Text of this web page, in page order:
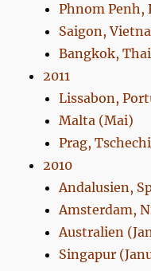
Phnom Penh,
Saigon,
Bangkok,
2011
Lissabon,
Malta (Mai)
Prag,
2010
Andalusien,
Amsterdam,
Australien
Singapur